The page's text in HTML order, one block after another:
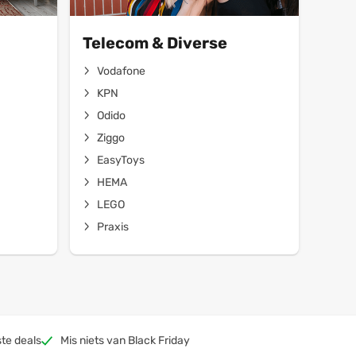
Telecom & Diverse
Vodafone
KPN
Odido
Ziggo
EasyToys
HEMA
LEGO
Praxis
deals Mis niets van Black Friday